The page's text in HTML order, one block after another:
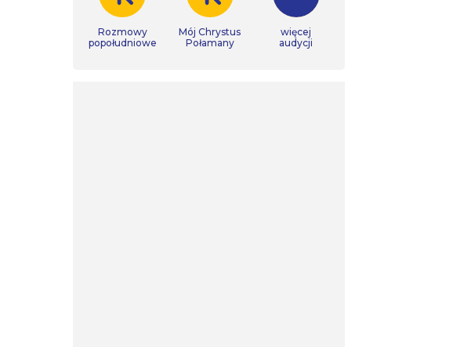
Rozmowy
popołudniowe
Mój Chrystus
Połamany
więcej
audycji